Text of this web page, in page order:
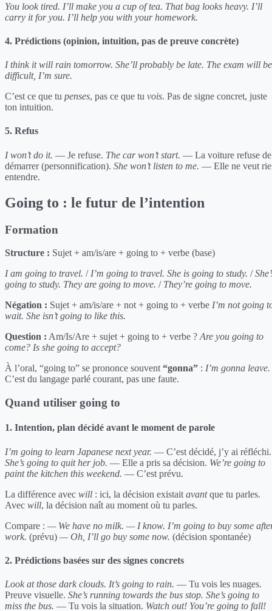
You look tired. I’ll make you a cup of tea. That bag looks heavy. I’ll
carry it for you. I’ll help you with your homework.
4. Prédictions (opinion, intuition, pas de preuve concrète)
I think it will rain tomorrow. She’ll probably be late. The exam will be
difficult, I’m sure.
C’est ce que tu penses, pas ce que tu vois. Pas de signe concret, juste
ton intuition.
5. Refus
I won’t do it. — Je refuse. The car won’t start. — La voiture refuse de
démarrer (personnification). She won’t listen to me. — Elle ne veut
entendre.
Going to : le futur de l’intention
Formation
Structure : Sujet + am/is/are + going to + verbe (base)
I am going to travel. / I’m going to travel. She is going to study. /
going to study. They are going to move. / They’re going to move.
Négation : Sujet + am/is/are + not + going to + verbe I’m not going
wait. She isn’t going to like this.
Question : Am/Is/Are + sujet + going to + verbe ? Are you going to
come? Is she going to accept?
À l’oral, “going to” se prononce souvent “gonna” : I’m gonna leave.
C’est du langage parlé courant, pas une faute.
Quand utiliser going to
1. Intention, plan décidé avant le moment de parole
I’m going to learn Japanese next year. — C’est décidé, j’y ai réfléchi.
She’s going to quit her job. — Elle a pris sa décision. We’re going to
paint the kitchen this weekend. — C’est prévu.
La différence avec will : ici, la décision existait avantque tu parles.
Avec will, la décision naît au moment où tu parles.
Compare : — We have no milk. — I know. I’m going to buy some
work. (prévu) — Oh, I’ll go buy some now. (décision spontanée)
2. Prédictions basées sur des signes concrets
Look at those dark clouds. It’s going to rain. — Tu vois les nuages.
Preuve visuelle. She’s running towards the bus stop. She’s going to
miss the bus. — Tu vois la situation. Watch out! You’re going to fall!